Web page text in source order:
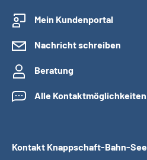
Mein Kundenportal
Nachricht schreiben
Beratung
Alle Kontaktmöglichkeiten
Kontakt Knappschaft-Bahn-See